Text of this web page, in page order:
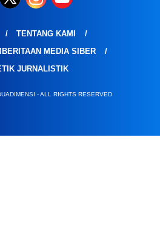
TENTANG KAMI
MEDIA SIBER
JURNALISTIK
- ALL RIGHTS RESERVED